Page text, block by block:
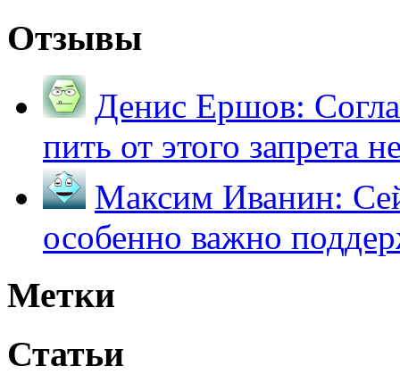
Отзывы
Денис Ершов:
пить от этого запрета
Максим Иванин:
особенно важно
Метки
Статьи